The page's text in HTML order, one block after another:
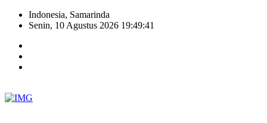
Indonesia, Samarinda
Senin, 10 Agustus 2026 19:49:42